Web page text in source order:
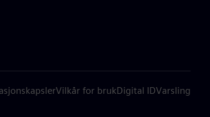
Vilkår for brukDigital IDVarsling